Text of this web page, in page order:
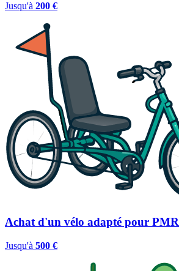
Jusqu'à 200 €
Achat d'un vélo adapté pour PMR
Jusqu'à 500 €